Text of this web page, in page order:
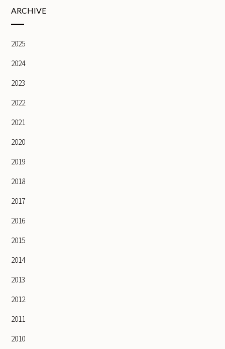
ARCHIVE
2025
2024
2023
2022
2021
2020
2019
2018
2017
2016
2015
2014
2013
2012
2011
2010